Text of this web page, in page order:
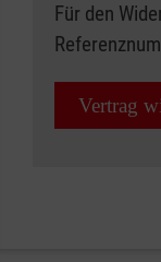
Für den
Vertrag